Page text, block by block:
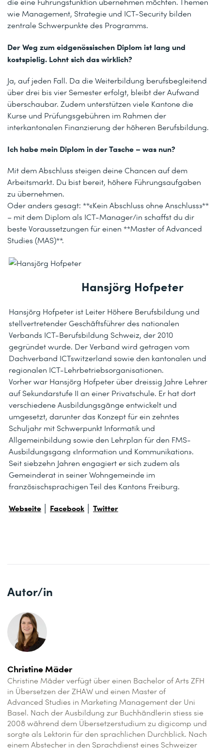
wie Management, Strategie und ICT-Security bilden
zentrale Schwerpunkte des Programms.
Der Weg zum eidgenössischen Diplom ist lang und
kostspielig. Lohnt sich das wirklich?
Ja, auf jeden Fall. Da die Weiterbildung berufsbegleitend
über drei bis vier Semester erfolgt, bleibt der Aufwand
überschaubar. Zudem unterstützen viele Kantone die
Kurse und Prüfungsgebühren im Rahmen der
interkantonalen Finanzierung der höheren Berufsbildung.
Ich habe mein Diplom in der Tasche – was nun?
Mit dem Abschluss steigen deine Chancen auf dem
Arbeitsmarkt. Du bist bereit, höhere Führungsaufgaben
zu übernehmen.
Oder anders gesagt: **«Kein Abschluss ohne Anschluss»**
– mit dem Diplom als ICT-Manager/in schaffst du dir
beste Voraussetzungen für einen **Master of Advanced
Studies (MAS)**.
Hansjörg Hofpeter
Hansjörg Hofpeter ist Leiter Höhere Berufsbildung und
stellvertretender Geschäftsführer des nationalen
Verbands ICT-Berufsbildung Schweiz, der 2010
gegründet wurde. Der Verband wird getragen vom
Dachverband ICTswitzerland sowie den kantonalen und
regionalen ICT-Lehrbetriebsorganisationen.
Vorher war Hansjörg Hofpeter über dreissig Jahre Lehrer
auf Sekundarstufe II an einer Privatschule. Er hat dort
verschiedene Ausbildungsgänge entwickelt und
umgesetzt, darunter das Konzept für ein zehntes
Schuljahr mit Schwerpunkt Informatik und
Allgemeinbildung sowie den Lehrplan für den FMS-
Ausbildungsgang «Information und Kommunikation».
Seit siebzehn Jahren engagiert er sich zudem als
Gemeinderat in seiner Wohngemeinde im
französischsprachigen Teil des Kantons Freiburg.
Webseite │ Facebook │ Twitter
Autor/in
Christine Mäder
Christine Mäder verfügt über einen Bachelor of Arts ZFH
in Übersetzen der ZHAW und einen Master of
Advanced Studies in Marketing Management der Uni
Basel. Nach der Ausbildung zur Buchhändlerin stiess sie
2008 während dem Übersetzerstudium zu digicomp und
sorgte als Lektorin für den sprachlichen Durchblick. Nach
einem Abstecher in den Sprachdienst eines Schweizer